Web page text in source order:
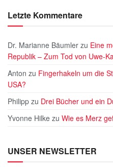
Letzte Kommentare
Dr. Marianne Bäumler zu Eine
Republik – Zum Tod von Uwe-
Anton zu Fingerhakeln um die
USA?
Philipp zu Drei Bücher und ein
Yvonne Hilke zu Wie es Merz
UNSER NEWSLETTER